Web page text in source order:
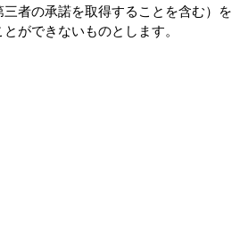
者の承諾を取得することを含む）を
ができないものとします。